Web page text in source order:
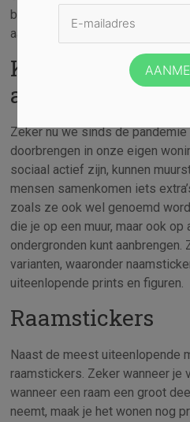
bent. Bovendien breng je ze
aantrekkelijk geprijsd.
Kleur geven aan
andere gladde
Zeker nu we sinds de
doorbrengen in onze eigen
sociaal actief zijn, kunnen
mensen samenkomen iets
zoals ze ook wel genoemd
die je op een muur, maar ook op
ondergronden kunt
varianten, waaronder
uiteenlopende prints en figuren.
Raamstickers
Naast de meest uiteenlopende
raamstickers. Zeker wanneer je
wanneer een raam een groot
neemt, maak je het wonen nog